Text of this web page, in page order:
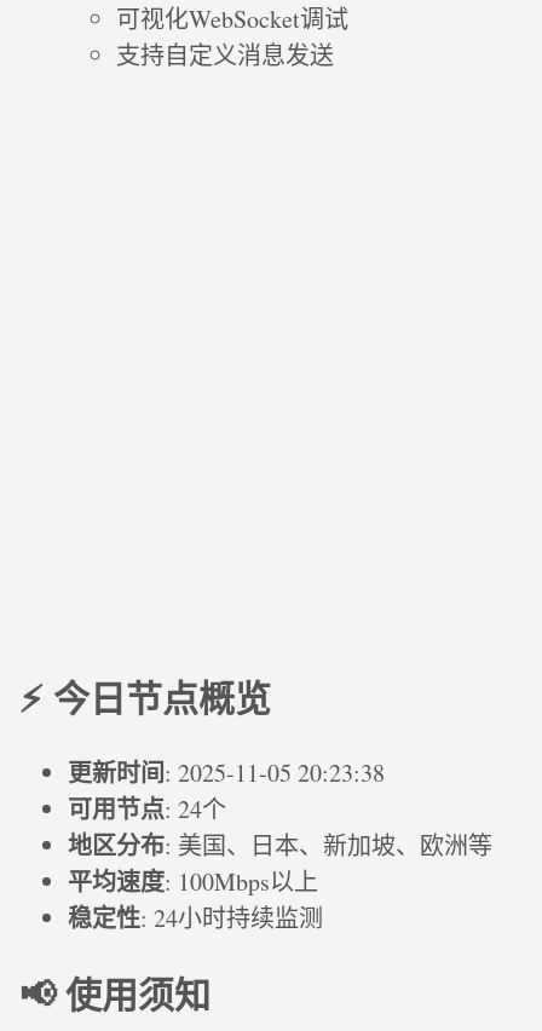
可视化WebSocket调试
支持自定义消息发送
⚡ 今日节点概览
更新时间: 2025-11-05 20:23:38
可用节点: 24个
地区分布: 美国、日本、新加坡、欧洲等
平均速度: 100Mbps以上
稳定性: 24小时持续监测
📢 使用须知